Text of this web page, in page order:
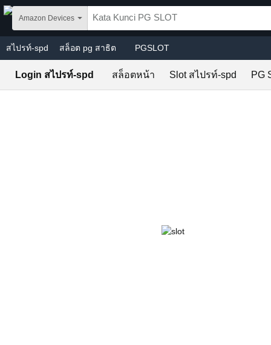
Skip to main content
Amazon Devices
สไปรท์-spd สล็อต pg สาธิต PGSLOT
Login สไปรท์-spd สล็อตหน้า Slot สไปรท์-spd PG